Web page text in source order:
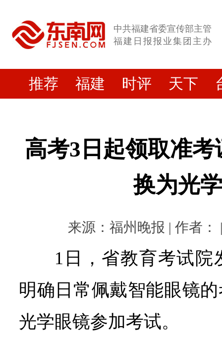
中共福建省委宣传部主管
福建日报报业集团主办
推荐 福建 时评 天下
高考3日起领取准
换为光
来源：福州晚报 | 作者：
1日，省教育考试
明确日常佩戴智能眼镜
光学眼镜参加考试。